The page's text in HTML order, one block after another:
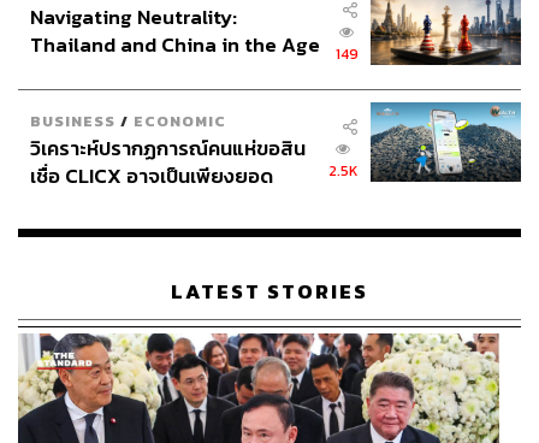
Navigating Neutrality:
Thailand and China in the Age
149
BUSINESS / ECONOMIC
วิเคราะห์ปรากฏการณ์คนแห่ขอสิน
เชื่อ CLICX อาจเป็นเพียงยอด
เรือนไทยที่ถูกซุกไว้
2.5K
LATEST STORIES